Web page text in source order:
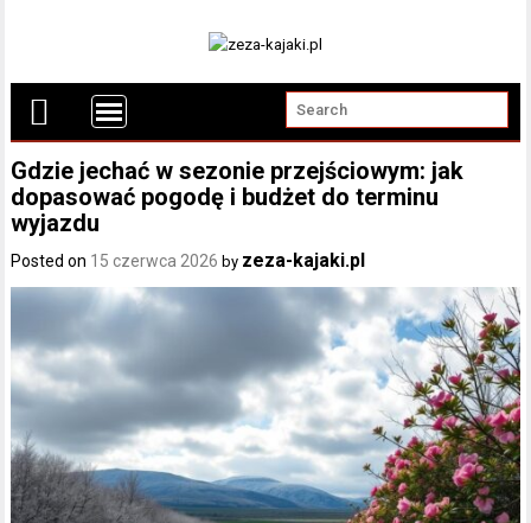
Gdzie jechać w sezonie przejściowym: jak
dopasować pogodę i budżet do terminu
wyjazdu
Posted on 15 czerwca 2026 by zeza-kajaki.pl